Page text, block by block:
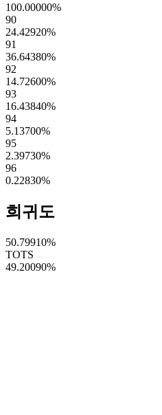
100.00000%
90
24.42920%
91
36.64380%
92
14.72600%
93
16.43840%
94
5.13700%
95
2.39730%
96
0.22830%
희귀도
50.79910%
TOTS
49.20090%